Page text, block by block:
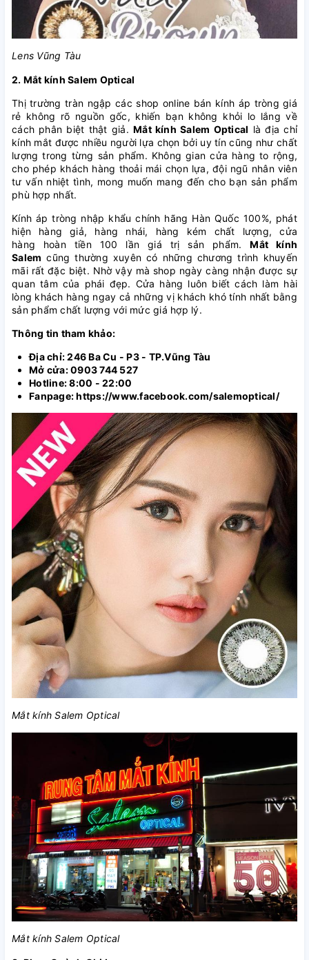
Lens Vũng Tàu
2. Mắt kính Salem Optical
Thị trường tràn ngập các shop online bán kính áp tròng giá
rẻ không rõ nguồn gốc, khiến bạn không khỏi lo lắng về
cách phân biệt thật giả.Mắt kính Salem Optical là địa chỉ
kính mắt được nhiều người lựa chọn bởi uy tín cũng như chất
lượng trong từng sản phẩm. Không gian cửa hàng to rộng,
cho phép khách hàng thoải mái chọn lựa, đội ngũ nhân viên
tư vấn nhiệt tình, mong muốn mang đến cho bạn sản phẩm
phù hợp nhất.
Kính áp tròng nhập khẩu chính hãng Hàn Quốc 100%, phát
hiện hàng giả, hàng nhái, hàng kém chất lượng, cửa
hàng hoàn tiền 100 lần giá trị sản phẩm.Mắt kính
Salem cũng thường xuyên có những chương trình khuyến
mãi rất đặc biệt. Nhờ vậy mà shop ngày càng nhận được sự
quan tâm của phái đẹp. Cửa hàng luôn biết cách làm hài
lòng khách hàng ngay cả những vị khách khó tính nhất bằng
sản phẩm chất lượng với mức giá hợp lý.
Thông tin tham khảo:
Địa chỉ: 246 Ba Cu - P3 - TP.Vũng Tàu
Mở cửa: 0903 744 527
Hotline: 8:00 - 22:00
Fanpage: https://www.facebook.com/salemoptical/
Mắt kính Salem Optical
Mắt kính Salem Optical